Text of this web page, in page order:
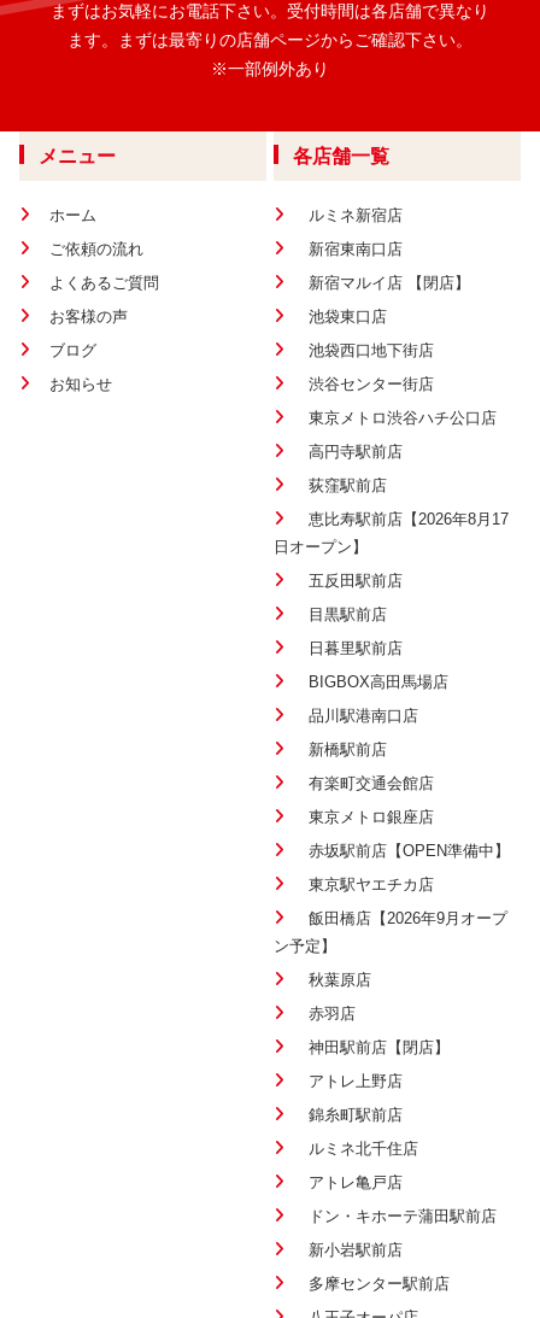
まずはお気軽にお電話下さい。 受付時間は各店舗で異なり
ます。
まずは最寄りの店舗ページからご確認下さい。
※一部例外あり
メニュー
ホーム
ご依頼の流れ
よくあるご質問
お客様の声
ブログ
お知らせ
各店舗一覧
ルミネ新宿店
新宿東南口店
新宿マルイ店 【閉店】
池袋東口店
池袋西口地下街店
渋谷センター街店
東京メトロ渋谷ハチ公口店
高円寺駅前店
荻窪駅前店
恵比寿駅前店【2026年8月17
日オープン】
五反田駅前店
目黒駅前店
日暮里駅前店
BIGBOX高田馬場店
品川駅港南口店
新橋駅前店
有楽町交通会館店
東京メトロ銀座店
赤坂駅前店【OPEN準備中】
東京駅ヤエチカ店
飯田橋店【2026年9月オープ
ン予定】
秋葉原店
赤羽店
神田駅前店【閉店】
アトレ上野店
錦糸町駅前店
ルミネ北千住店
アトレ亀戸店
ドン・キホーテ蒲田駅前店
新小岩駅前店
多摩センター駅前店